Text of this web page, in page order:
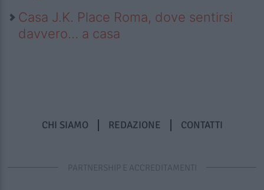
Casa J.K. Place Roma, dove sentirsi
davvero… a casa
CHI SIAMO REDAZIONE CONTATTI
PARTNERSHIP E ACCREDITAMENTI